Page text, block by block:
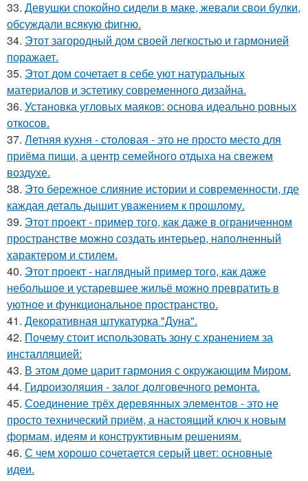
33. Девушки спокойно сидели в маке, жевали свои булки,
обсуждали всякую фигню.
34. Этот загородный дом своей легкостью и гармонией
поражает.
35. Этот дом сочетает в себе уют натуральных
материалов и эстетику современного дизайна.
36. Установка угловых маяков: основа идеально ровных
откосов.
37. Летняя кухня - столовая - это не просто место для
приёма пищи, а центр семейного отдыха на свежем
воздухе.
38. Это бережное слияние истории и современности, где
каждая деталь дышит уважением к прошлому.
39. Этот проект - пример того, как даже в ограниченном
пространстве можно создать интерьер, наполненный
характером и стилем.
40. Этот проект - наглядный пример того, как даже
небольшое и устаревшее жильё можно превратить в
уютное и функциональное пространство.
41. Декоративная штукатурка "Дуна".
42. Почему стоит использовать зону с хранением за
инсталляцией:
43. В этом доме царит гармония с окружающим Миром.
44. Гидроизоляция - залог долговечного ремонта.
45. Соединение трёх деревянных элементов - это не
просто технический приём, а настоящий ключ к новым
формам, идеям и конструктивным решениям.
46. С чем хорошо сочетается серый цвет: основные
идеи.